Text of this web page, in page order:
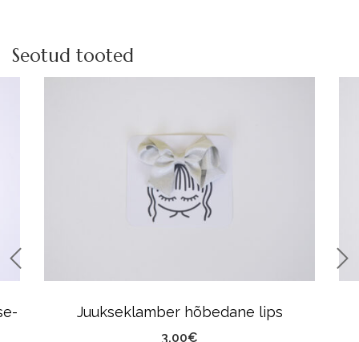
Seotud tooted
Juukseklamber hõbedane lips
3.00€